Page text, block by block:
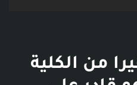
من الكلية